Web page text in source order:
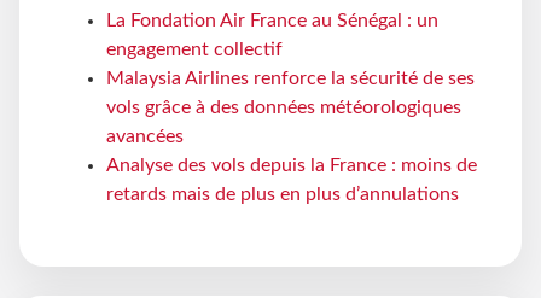
La Fondation Air France au Sénégal : un
engagement collectif
Malaysia Airlines renforce la sécurité de ses
vols grâce à des données météorologiques
avancées
Analyse des vols depuis la France : moins de
retards mais de plus en plus d’annulations